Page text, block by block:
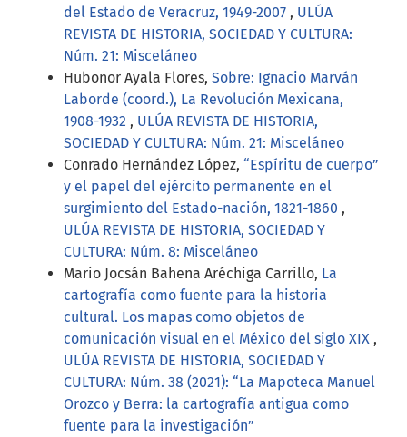
del Estado de Veracruz, 1949-2007 , ULÚA
REVISTA DE HISTORIA, SOCIEDAD Y CULTURA:
Núm. 21: Misceláneo
Hubonor Ayala Flores, Sobre: Ignacio Marván
Laborde (coord.), La Revolución Mexicana,
1908-1932 , ULÚA REVISTA DE HISTORIA,
SOCIEDAD Y CULTURA: Núm. 21: Misceláneo
Conrado Hernández López, “Espíritu de cuerpo”
y el papel del ejército permanente en el
surgimiento del Estado-nación, 1821-1860 ,
ULÚA REVISTA DE HISTORIA, SOCIEDAD Y
CULTURA: Núm. 8: Misceláneo
Mario Jocsán Bahena Aréchiga Carrillo, La
cartografía como fuente para la historia
cultural. Los mapas como objetos de
comunicación visual en el México del siglo XIX ,
ULÚA REVISTA DE HISTORIA, SOCIEDAD Y
CULTURA: Núm. 38 (2021): “La Mapoteca Manuel
Orozco y Berra: la cartografía antigua como
fuente para la investigación”